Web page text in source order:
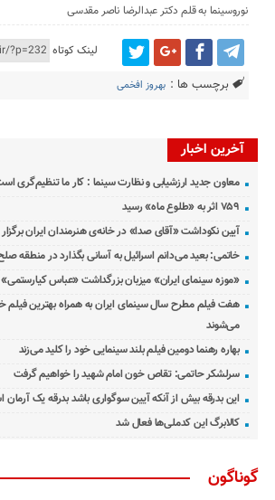
نوروسینما به قلم دکتر عبدالرضا ناصر مقدسی
لینک کوتاه
برچسب ها : بهروز افخمی
آخرین اخبار
معاون جدید ارزشیابی و نظارت سینما : کار ما تنظیم‌گری
۷۵۹ اثر به «طلوع ماه» رسید
آیین نکوداشت «آقای صدا» در خانه‌ی هنرمندان ایران
خاتمی: بعید می‌دانم اسرائیل به آسانی بگذارد در منطقه صلح
«موزه سینمای ایران» میزبان بزرگداشت «عباس
هفت فیلم مطرح سال سینمای ایران به همراه بهترین فیلم
می‌شوند
بهاره رهنما دومین فیلم بلند سینمایی خود را کلید می‌زند
سرلشکر حاتمی: تقاص خون امام شهید را خواهیم گرفت
این بدرقه بیش از آنکه آیین سوگواری باشد بدرقه یک
کالابرگ این کدملی‌ها فعال شد
گوناگون